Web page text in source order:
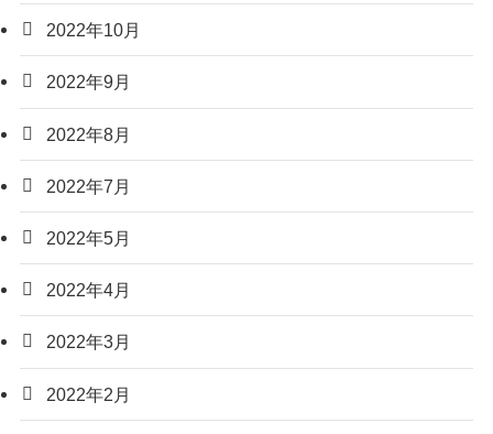
2022年10月
2022年9月
2022年8月
2022年7月
2022年5月
2022年4月
2022年3月
2022年2月